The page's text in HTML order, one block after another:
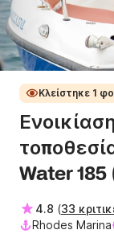
Κλείστηκε 1
Water 185
4.8 (33
Rhodes Marina